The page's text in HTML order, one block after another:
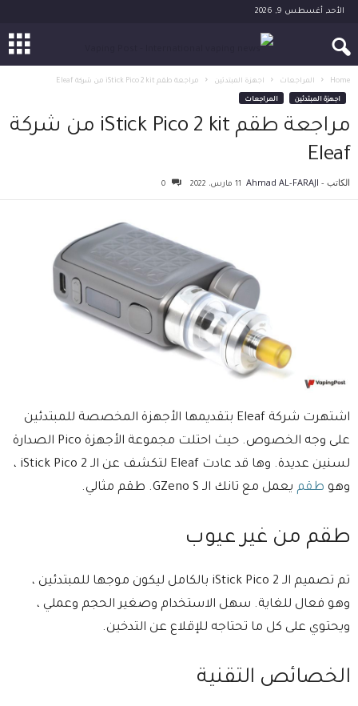
الأحد, أغسطس 9, 2026
Home المراجعات اجهزة المبتدئين مراجعة طقم iStick Pico 2 kit من شركة Eleaf
اجهزة المبتدئين المراجعات
مراجعة طقم iStick Pico 2 kit من شركة
Eleaf
الكاتب - Ahmad AL-FARAJI 11 مارس، 2022 0
اشتهرت شركة Eleaf بتقديمها الأجهزة المخصصة للمبتدئين
على وجه الخصوص. حيث احتلت مجموعة الأجهزة Pico الصدارة
لسنين عديدة. وها قد عادت Eleaf لتكشف عن الـ iStick Pico 2 ،
وهو طقم يعمل مع تانك الـ GZeno S. طقم مثالي.
طقم من غير عيوب
تم تصميم الـ iStick Pico 2 بالكامل ليكون موجها للمبتدئين ،
وهو فعال للغاية. سهل الاستخدام وصغير الحجم وعملي ،
ويحتوي على كل ما تحتاجه للإقلاع عن التدخين.
الخصائص التقنية